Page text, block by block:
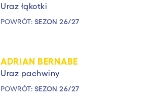
Uraz łąkotki
POWRÓT: SEZON 26/27
ADRIAN BERNABE
Uraz pachwiny
POWRÓT: SEZON 26/27